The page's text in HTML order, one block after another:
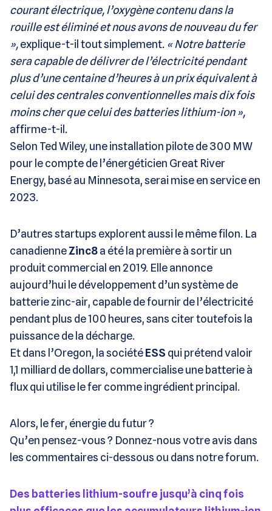
courant électrique, l’oxygène contenu dans la
rouille est éliminé et nous avons de nouveau du fer
»,explique-t-il tout simplement. « Notre batterie
sera capable de délivrer de l’électricité pendant
plus d’une centaine d’heures à un prix équivalent à
celui des centrales conventionnelles mais dix fois
moins cher que celui des batteries lithium-ion »,
affirme-t-il.
Selon Ted Wiley, une installation pilote de 300 MW
pour le compte de l’énergéticien Great River
Energy, basé au Minnesota, serai mise en service en
2023.
D’autres startups explorent aussi le même filon. La
canadienneZinc8a été la première à sortir un
produit commercial en 2019. Elle annonce
aujourd’hui le développement d’un système de
batterie zinc-air, capable de fournir de l’électricité
pendant plus de 100 heures, sans citer toutefois la
puissance de la décharge.
Et dans l’Oregon, la sociétéESS qui prétend valoir
1,1 milliard de dollars, commercialise une batterie à
flux qui utilise le fer comme ingrédient principal.
Alors, le fer, énergie du futur ?
Qu’en pensez-vous ? Donnez-nous votre avis dans
les commentaires ci-dessous ou dans notre forum.
Des batteries lithium-soufre jusqu’à cinq fois